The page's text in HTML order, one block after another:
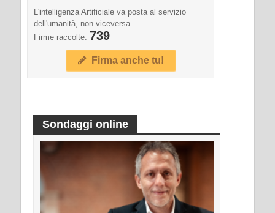
L'intelligenza Artificiale va posta al servizio
dell'umanità, non viceversa.
Firme raccolte: 739
Firma anche tu!
Sondaggi online